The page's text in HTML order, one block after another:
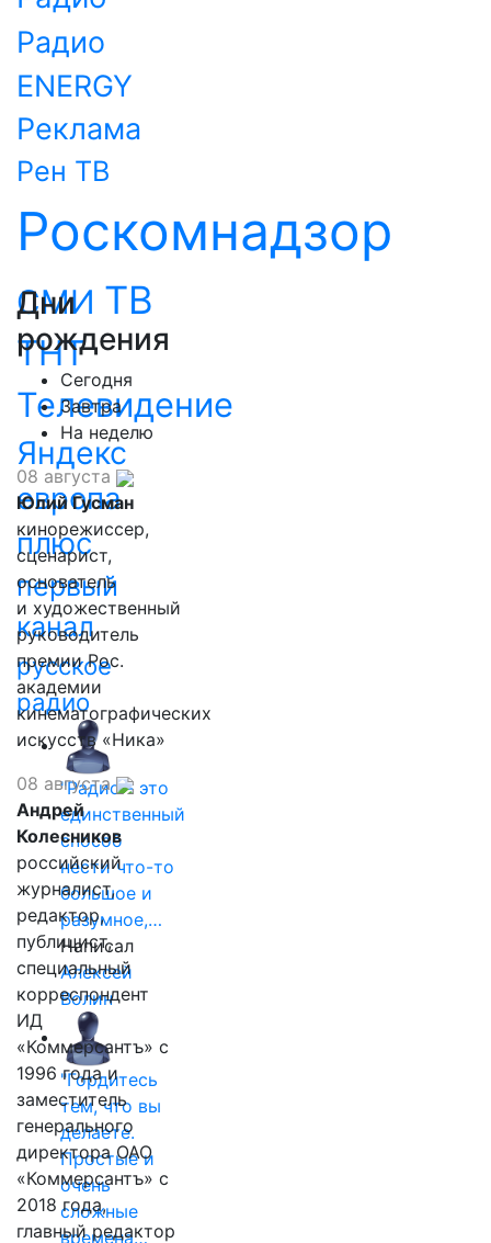
Радио
ENERGY
Реклама
Рен ТВ
Роскомнадзор
СМИ ТВ
ТНТ
Телевидение
Яндекс
европа
плюс
первый
канал
русское
радио
"Радио - это
единственный
способ
нести что-то
большое и
разумное,…
Написал
Алексей
Волин
"Гордитесь
тем, что вы
делаете.
Простые и
очень
сложные
времена…
Дни
рождения
Сегодня
Завтра
На неделю
08 августа
Юлий Гусман
кинорежиссер,
сценарист,
основатель
и художественный
руководитель
премии Рос.
академии
кинематографических
искусств «Ника»
08 августа
Андрей
Колесников
российский
журналист,
редактор,
публицист,
специальный
корреспондент
ИД
«Коммерсантъ» с
1996 года и
заместитель
генерального
директора ОАО
«Коммерсантъ» с
2018 года,
главный редактор